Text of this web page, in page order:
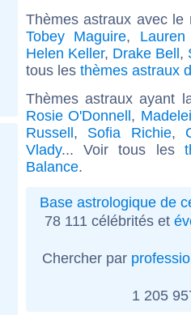
Thèmes astraux avec
Tobey Maguire,
Helen Keller, Drake Bell,
tous les thèmes astraux
Thèmes astraux ayant
Rosie O'Donnell,
Russell, Sofia Richie,
Vlady... Voir tous les
Balance.
Base astrologique de
78 111 célébrités et
Chercher par
1 205